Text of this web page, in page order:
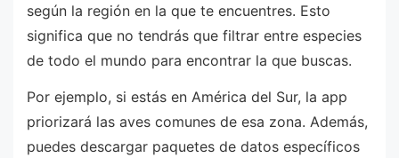
según la región en la que te encuentres. Esto
significa que no tendrás que filtrar entre especies
de todo el mundo para encontrar la que buscas.
Por ejemplo, si estás en América del Sur, la app
priorizará las aves comunes de esa zona. Además,
puedes descargar paquetes de datos específicos